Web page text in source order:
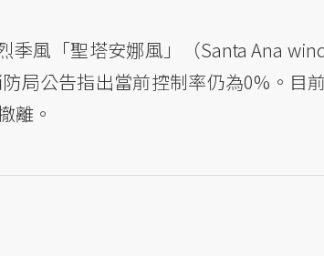
風「聖塔安娜風」（Santa Ana
局公告指出當前控制率仍為0%。目
離。